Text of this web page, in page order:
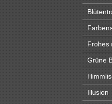
Frohes
Grüne
Illusion